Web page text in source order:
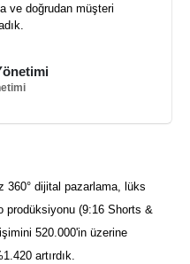
ve doğrudan müşteri
360° dijital pazarlama, lüks
prodüksiyonu (9:16 Shorts &
520.000'in üzerine
artırdık.